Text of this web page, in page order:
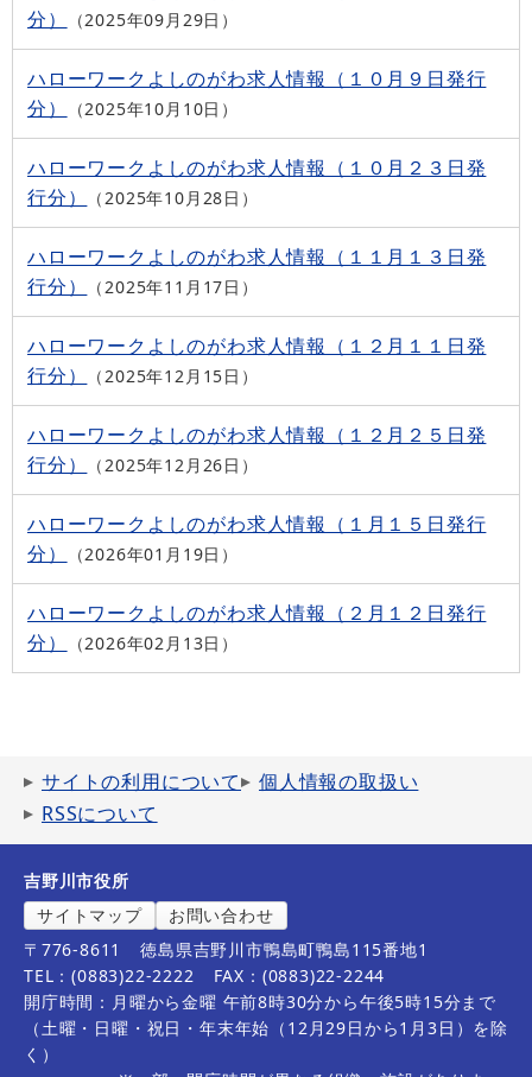
分）
2025年09月29日
ハローワークよしのがわ求人情報（１０月９日発行
分）
2025年10月10日
ハローワークよしのがわ求人情報（１０月２３日発
行分）
2025年10月28日
ハローワークよしのがわ求人情報（１１月１３日発
行分）
2025年11月17日
ハローワークよしのがわ求人情報（１２月１１日発
行分）
2025年12月15日
ハローワークよしのがわ求人情報（１２月２５日発
行分）
2025年12月26日
ハローワークよしのがわ求人情報（１月１５日発行
分）
2026年01月19日
ハローワークよしのがわ求人情報（２月１２日発行
分）
2026年02月13日
サイトの利用について
個人情報の取扱い
RSSについて
吉野川市役所
サイトマップ
お問い合わせ
〒776-8611
徳島県吉野川市鴨島町鴨島115番地1
TEL：(0883)22-2222
FAX：(0883)22-2244
開庁時間：月曜から金曜 午前8時30分から午後5時15分まで
（土曜・日曜・祝日・年末年始（12月29日から1月3日）を除
く）